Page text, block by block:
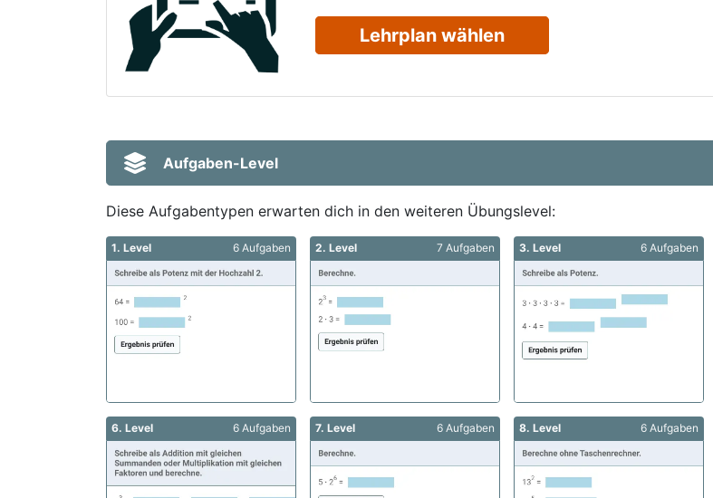
Lehrplan wählen
Aufgaben-Level
Diese Aufgabentypen erwarten dich in den weiteren Übungslevel:
1. Level 6 Aufgaben 2. Level 7 Aufgaben 3. Level 6 Aufgaben
6. Level 6 Aufgaben 7. Level 6 Aufgaben 8. Level 6 Aufgaben